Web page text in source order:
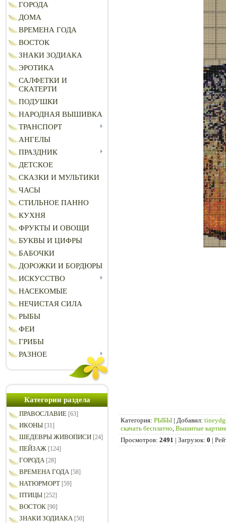
ГОРОДА
ДОМА
ВРЕМЕНА ГОДА
ВОСТОК
ЗНАКИ ЗОДИАКА
ЭРОТИКА
САЛФЕТКИ И
СКАТЕРТИ
ПОДУШКИ
НАРОДНАЯ ВЫШИВКА
ТРАНСПОРТ
АНГЕЛЫ
ПРАЗДНИК
ДЕТСКОЕ
СКАЗКИ И МУЛЬТИКИ
ЧАСЫ
СТИЛЬНОЕ ПАННО
КУХНЯ
ФРУКТЫ И ОВОЩИ
БУКВЫ И ЦИФРЫ
БАБОЧКИ
ДОРОЖКИ И БОРДЮРЫ
ИСКУССТВО
НАСЕКОМЫЕ
НЕЧИСТАЯ СИЛА
РЫБЫ
ФЕИ
ГРИБЫ
РАЗНОЕ
Категории раздела
ПРАВОСЛАВИЕ [63]
ИКОНЫ [31]
ШЕДЕВРЫ ЖИВОПИСИ [24]
ПЕЙЗАЖ [124]
ГОРОДА [28]
ВРЕМЕНА ГОДА [58]
НАТЮРМОРТ [59]
ПТИЦЫ [252]
ВОСТОК [90]
ЗНАКИ ЗОДИАКА [50]
Категория: РЫБЫ | Добавил:
скачать бесплатно Вышитые
Просмотров: 2491 | Загрузок: 0 |